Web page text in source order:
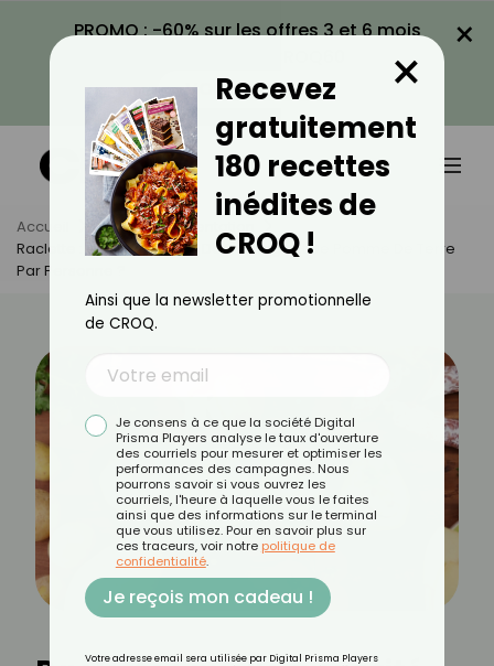
PROMO : -60% sur les offres 3 et 6 mois
VOIR LA PROMO
×
Accueil Actus
Alimentation
Raclette : Quelle Quantité De Fromage Et De Pomme De Terre
Par Personne ?
Recevez
gratuitement
180 recettes
inédites de
CROQ !
×
Ainsi que la newsletter promotionnelle
de CROQ.
Je consens à ce que la société Digital
Prisma Players analyse le taux d'ouverture
des courriels pour mesurer et optimiser les
performances des campagnes. Nous
pourrons savoir si vous ouvrez les
courriels, l'heure à laquelle vous le faites
ainsi que des informations sur le terminal
que vous utilisez. Pour en savoir plus sur
ces traceurs, voir notre politique de
confidentialité.
Je reçois mon cadeau !
Votre adresse email sera utilisée par Digital Prisma Players